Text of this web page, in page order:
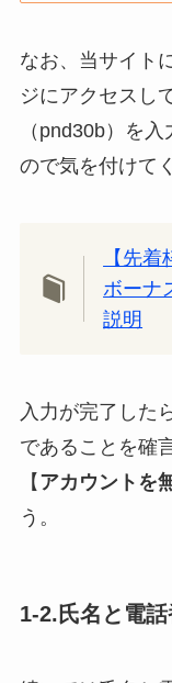
なお、当サイト
ジにアクセスし
（pnd30b）を
ので気を付けて
【先
ボーナ
説明
入力が完了した
であることを確
【 アカウントを
う。
1-2.氏名と電